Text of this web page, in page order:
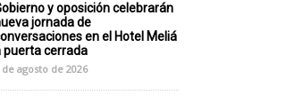
y oposición celebrarán
jornada de
en el Hotel Meliá
puerta cerrada
de agosto de 2026